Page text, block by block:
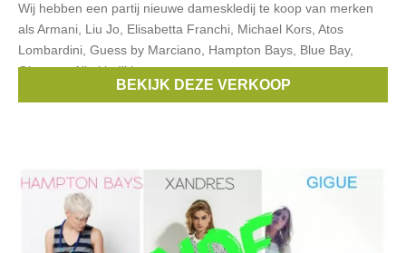
Wij hebben een partij nieuwe dameskledij te koop van merken
als Armani, Liu Jo, Elisabetta Franchi, Michael Kors, Atos
Lombardini, Guess by Marciano, Hampton Bays, Blue Bay,
Gigue, ... Alle kledij is
Armani,Liu Jo,Scapa,Sportmax
BEKIJK DEZE VERKOOP